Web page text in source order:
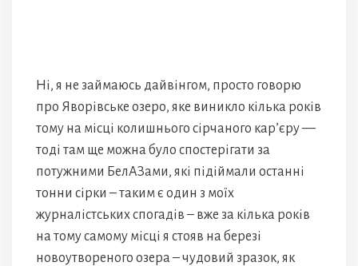
Ні, я не займаюсь дайвінгом, просто говорю
про Яворівське озеро, яке виникло кілька років
тому на місці колишнього сірчаного кар’єру —
тоді там ще можна було спостерігати за
потужними БелАЗами, які підіймали останні
тонни сірки – таким є один з моїх
журналістських спогадів – вже за кілька років
на тому самому місці я стояв на березі
новоутвореного озера – чудовий зразок, як